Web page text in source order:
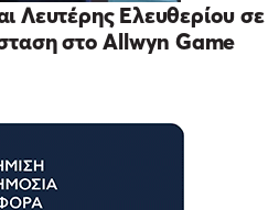
Λευτέρης Ελευθερίου σε
στο Allwyn Game